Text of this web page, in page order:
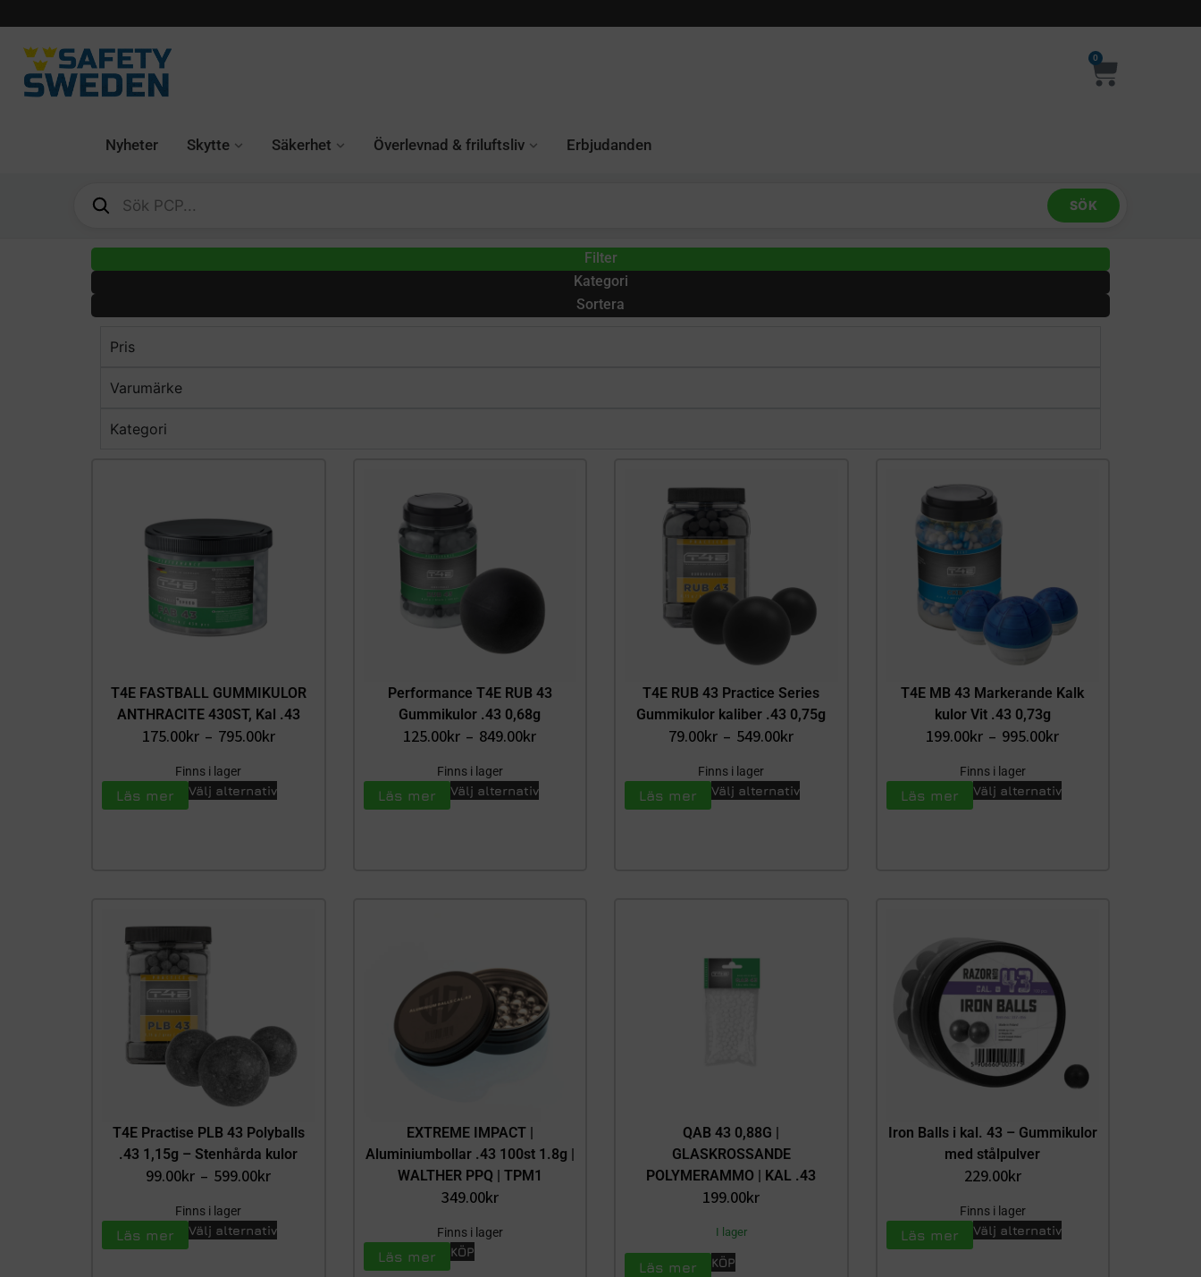
0
Nyheter Skytte Säkerhet Överlevnad & friluftsliv Erbjudanden
SÖK
Filter
Kategori
Sortera
Pris
Varumärke
Kategori
T4E FASTBALL GUMMIKULOR
ANTHRACITE 430ST, Kal .43
175.00kr – 795.00kr
Finns i lager
Läs mer Välj alternativ
Performance T4E RUB 43
Gummikulor .43 0,68g
125.00kr – 849.00kr
Finns i lager
Läs mer Välj alternativ
T4E RUB 43 Practice Series
Gummikulor kaliber .43 0,75g
79.00kr – 549.00kr
Finns i lager
Läs mer Välj alternativ
T4E MB 43 Markerande Kalk
kulor Vit .43 0,73g
199.00kr – 995.00kr
Finns i lager
Läs mer Välj alternativ
T4E Practise PLB 43 Polyballs
.43 1,15g – Stenhårda kulor
99.00kr – 599.00kr
Finns i lager
Läs mer Välj alternativ
EXTREME IMPACT |
Aluminiumbollar .43 100st 1.8g |
WALTHER PPQ | TPM1
349.00kr
Finns i lager
Läs mer KÖP
QAB 43 0,88G |
GLASKROSSANDE
POLYMERAMMO | KAL .43
199.00kr
I lager
Läs mer KÖP
Iron Balls i kal. 43 – Gummikulor
med stålpulver
229.00kr
Finns i lager
Läs mer Välj alternativ